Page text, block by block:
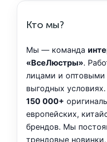
Кто мы?
Мы — команда
«ВсеЛюстры».
лицами и оптовыми
выгодных
150 000+
европейских,
брендов. Мы
трендовые